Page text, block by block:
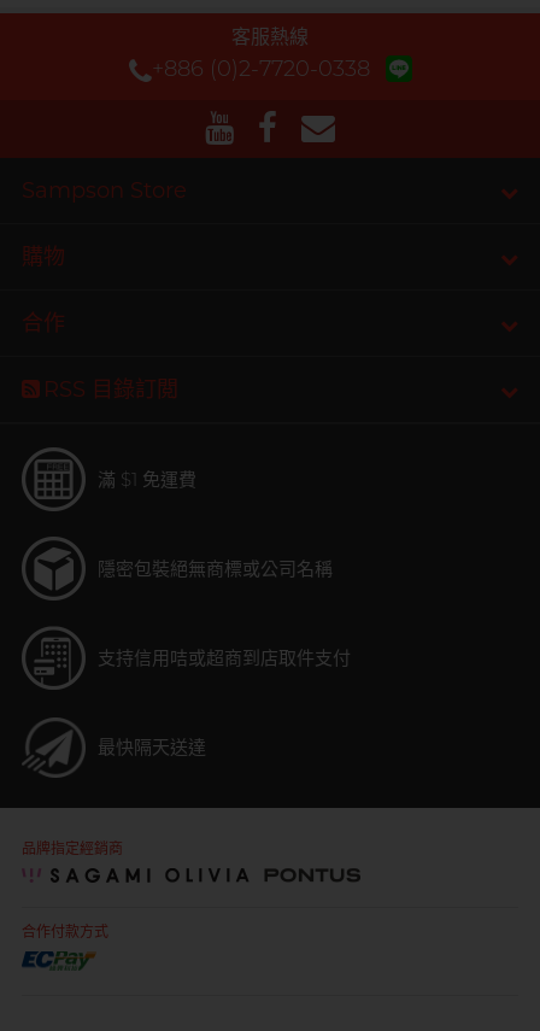
客服熱線
+886 (0)2-7720-0338
Sampson Store
購物
合作
RSS 目錄訂閲
滿 $1 免運費
隱密包裝絕無商標或公司名稱
支持信用咭或超商到店取件支付
最快隔天送達
品牌指定經銷商
合作付款方式